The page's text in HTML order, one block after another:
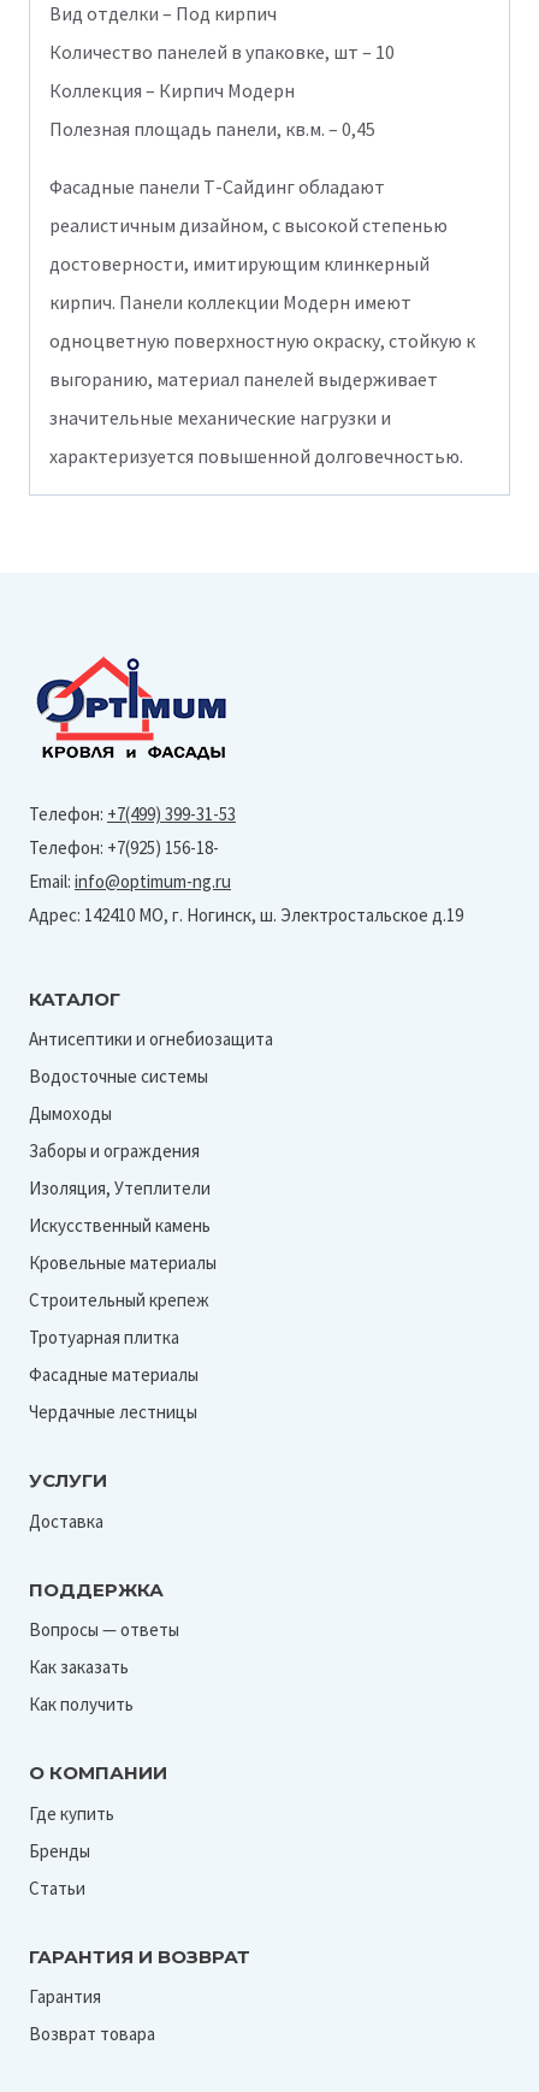
1011
Вид отделки – Под кирпич
Количество панелей в упаковке, шт – 10
Коллекция – Кирпич Модерн
Полезная площадь панели, кв.м. – 0,45
Фасадные панели Т-Сайдинг обладают
реалистичным дизайном, с высокой степенью
достоверности, имитирующим клинкерный
кирпич. Панели коллекции Модерн имеют
одноцветную поверхностную окраску, стойкую к
выгоранию, материал панелей выдерживает
значительные механические нагрузки и
характеризуется повышенной долговечностью.
Телефон: +7(499) 399-31-53
Телефон: +7(925) 156-18-
Email: info@optimum-ng.ru
Адрес: 142410 МО, г. Ногинск, ш. Электростальское д.19
КАТАЛОГ
Антисептики и огнебиозащита
Водосточные системы
Дымоходы
Заборы и ограждения
Изоляция, Утеплители
Искусственный камень
Кровельные материалы
Строительный крепеж
Тротуарная плитка
Фасадные материалы
Чердачные лестницы
УСЛУГИ
Доставка
ПОДДЕРЖКА
Вопросы — ответы
Как заказать
Как получить
О КОМПАНИИ
Где купить
Бренды
Статьи
ГАРАНТИЯ И ВОЗВРАТ
Гарантия
Возврат товара